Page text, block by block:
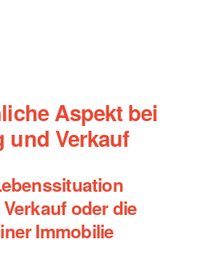
Aspekt bei
und Verkauf
oder die
Immobilie